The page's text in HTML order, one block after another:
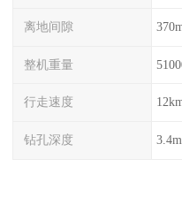
离地间隙
整机重量
行走速度
钻孔深度 3.4m